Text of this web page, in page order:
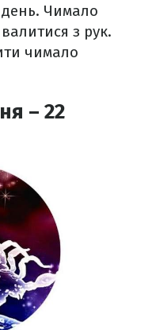
день. Чимало
з рук.
чимало
– 22